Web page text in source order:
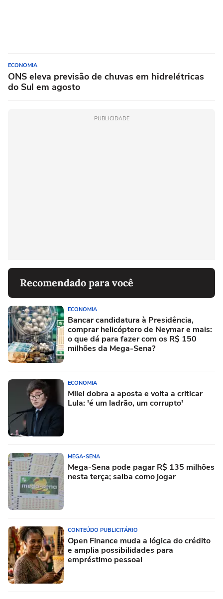
ECONOMIA
ONS eleva previsão de chuvas em hidrelétricas
do Sul em agosto
PUBLICIDADE
Recomendado para você
ECONOMIA
Bancar candidatura à Presidência,
comprar helicóptero de Neymar e mais:
o que dá para fazer com os R$ 150
milhões da Mega-Sena?
ECONOMIA
Milei dobra a aposta e volta a criticar
Lula: 'é um ladrão, um corrupto'
MEGA-SENA
Mega-Sena pode pagar R$ 135 milhões
nesta terça; saiba como jogar
CONTEÚDO PUBLICITÁRIO
Open Finance muda a lógica do crédito
e amplia possibilidades para
empréstimo pessoal